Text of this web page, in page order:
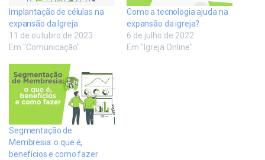
Implantação de células na
expansão da Igreja
11 de outubro de 2023
Em "Comunicação"
Como a tecnologia ajuda na
expansão da igreja?
6 de julho de 2022
Em "Igreja Online"
Segmentação de
Membresia: o que é,
benefícios e como fazer